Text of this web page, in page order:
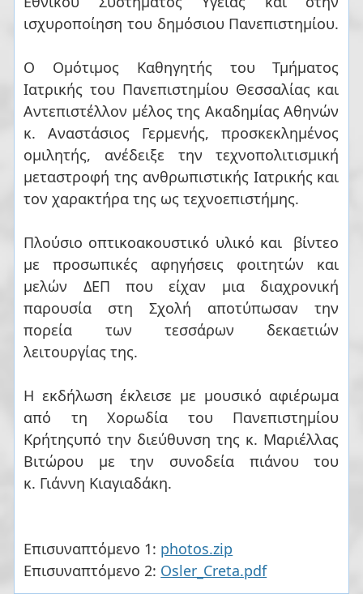
ισχυροποίηση του δημόσιου Πανεπιστημίου.
Ο Ομότιμος Καθηγητής του Τμήματος
Ιατρικής του Πανεπιστημίου Θεσσαλίας και
Αντεπιστέλλον μέλος της Ακαδημίας Αθηνών
κ. Αναστάσιος Γερμενής, προσκεκλημένος
ομιλητής, ανέδειξε την τεχνοπολιτισμική
μεταστροφή της ανθρωπιστικής Ιατρικής και
τον χαρακτήρα της ως τεχνοεπιστήμης.
Πλούσιο οπτικοακουστικό υλικό και βίντεο
με προσωπικές αφηγήσεις φοιτητών και
μελών ΔΕΠ που είχαν μια διαχρονική
παρουσία στη Σχολή αποτύπωσαν την
πορεία των τεσσάρων δεκαετιών
λειτουργίας της.
Η εκδήλωση έκλεισε με μουσικό αφιέρωμα
από τη Χορωδία του Πανεπιστημίου
Κρήτηςυπό την διεύθυνση της κ. Μαριέλλας
Βιτώρου με την συνοδεία πιάνου του
κ. Γιάννη Κιαγιαδάκη.
Επισυναπτόμενο 1: photos.zip
Επισυναπτόμενο 2: Osler_Creta.pdf